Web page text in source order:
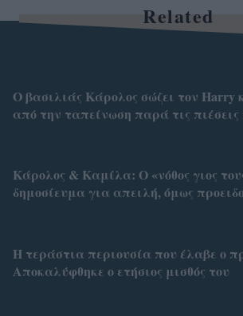
Related
Ο βασιλιάς Κάρολος σώζει τον Harry
από την ταπείνωση παρά τις πιέσεις
Κάρολος & Καμίλα: Ο «νόθος γιος
δημοσίευμα για απειλή, όμως
Η τεράστια περιουσία που έλαβε ο
Αποκαλύφθηκε ο ετήσιος μισθός του